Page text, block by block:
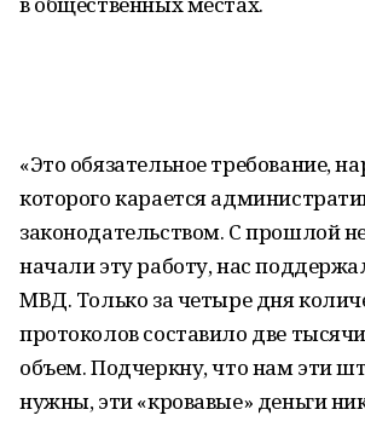
«Это обязательное требование,
которого карается
законодательством. С прошлой
начали эту работу, нас
МВД. Только за четыре дня
протоколов составило две
объем. Подчеркну, что нам эти
нужны, эти «кровавые» деньги